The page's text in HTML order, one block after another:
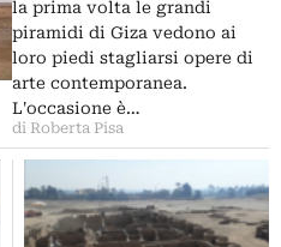
la prima volta le grandi
piramidi di Giza vedono ai
loro piedi stagliarsi opere di
arte contemporanea.
L'occasione è…
di Roberta Pisa